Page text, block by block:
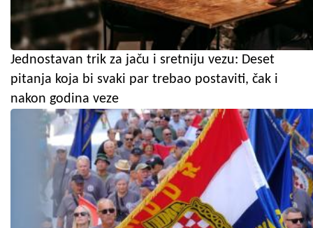
Jednostavan trik za jaču i sretniju vezu: Deset
pitanja koja bi svaki par trebao postaviti, čak i
nakon godina veze